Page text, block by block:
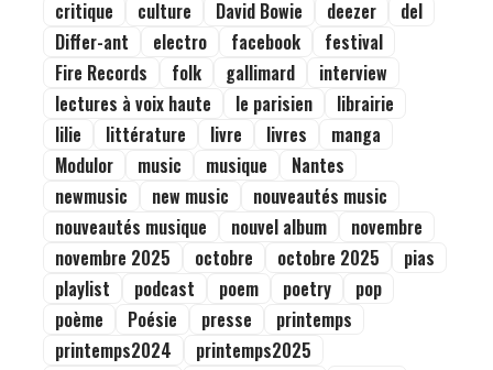
critique
culture David Bowie deezer
del
Differ-ant
electro facebook
festival
Fire Records
folk gallimard
interview
lectures à voix haute
le parisien
librairie
lilie
littérature livre livres
manga
Modulor
music musique
Nantes
newmusic
new music
nouveautés music
nouveautés musique
nouvel album
novembre
novembre 2025
octobre octobre 2025
pias
playlist
podcast poem poetry
pop
poème
Poésie presse
printemps
printemps2024
printemps2025